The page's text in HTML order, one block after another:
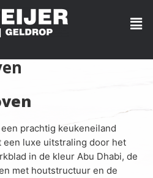
prachtig keukeneiland
een luxe uitstraling door het
in de kleur Abu Dhabi, de
met houtstructuur en de